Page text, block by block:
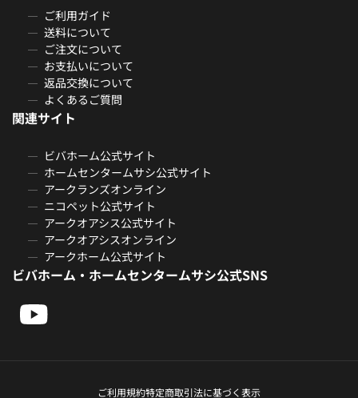
ご利用ガイド
送料について
ご注文について
お支払いについて
返品交換について
よくあるご質問
関連サイト
ビバホーム公式サイト
ホームセンタームサシ公式サイト
アークランズオンライン
ニコペット公式サイト
アークオアシス公式サイト
アークオアシスオンライン
アークホーム公式サイト
ビバホーム・ホームセンタームサシ公式SNS
ご利用規約特定商取引法に基づく表示